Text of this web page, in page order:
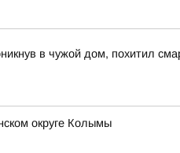
в чужой дом, похитил
округе Колымы